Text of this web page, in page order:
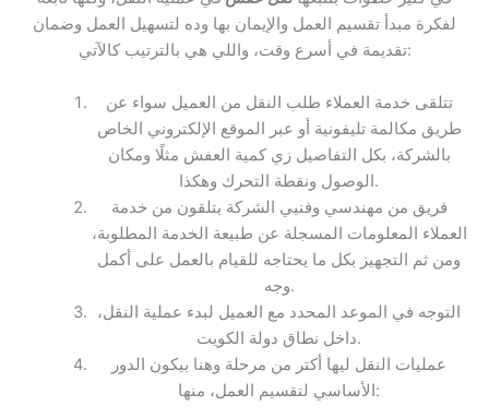
لفكرة مبدأ تقسيم العمل والإيمان بها وده لتسهيل العمل وضمان
تقديمة في أسرع وقت، واللي هي بالترتيب كالآتي:
تتلقى خدمة العملاء طلب النقل من العميل سواء عن
طريق مكالمة تليفونية أو عبر الموقع الإلكتروني الخاص
بالشركة، بكل التفاصيل زي كمية العفش مثلًا ومكان
الوصول ونقطة التحرك وهكذا.
فريق من مهندسي وفنيي الشركة يتلقون من خدمة
العملاء المعلومات المسجلة عن طبيعة الخدمة المطلوبة،
ومن ثم التجهيز بكل ما يحتاجه للقيام بالعمل على أكمل
وجه.
التوجه في الموعد المحدد مع العميل لبدء عملية النقل،
داخل نطاق دولة الكويت.
عمليات النقل ليها أكتر من مرحلة وهنا بيكون الدور
الأساسي لتقسيم العمل، منها: